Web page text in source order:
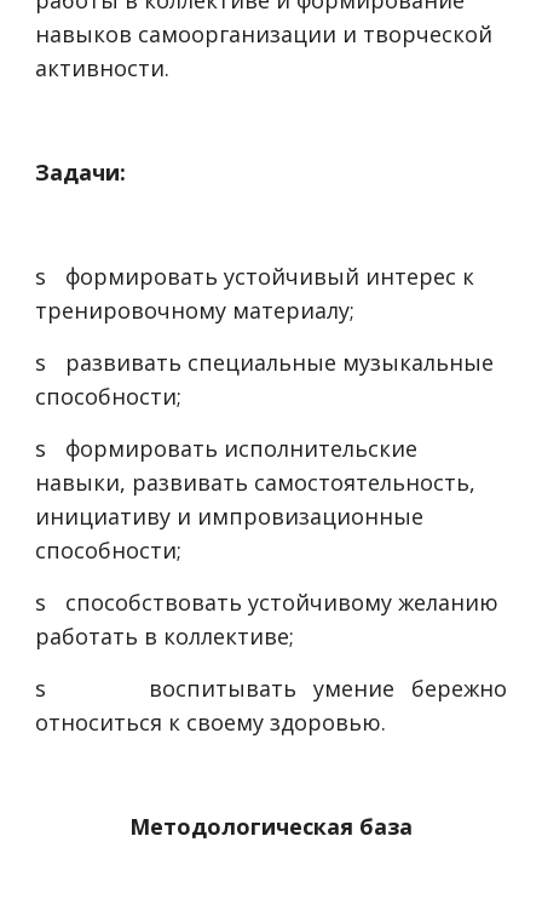
навыков самоорганизации и творческой
активности.
Задачи:
s
формировать устойчивый интерес к
тренировочному материалу;
s
развивать специальные музыкальные
способности;
s
формировать исполнительские
навыки, развивать самостоятельность,
инициативу и импровизационные
способности;
s
способствовать устойчивому желанию
работать в коллективе;
s
воспитывать умение бережно
относиться к своему здоровью.
Методологическая база